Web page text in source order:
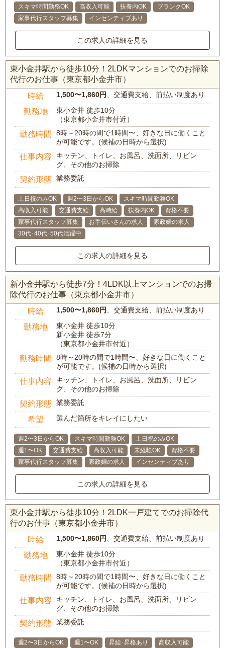
スキマ時間勤務OK 高収入可能 扶養内OK
ブランクOK
家事代行スタッフ募集
インセンティブあり
この求人の詳細を見る
東小金井駅から徒歩10分！2LDKマンションでのお掃除
代行のお仕事（東京都小金井市）
時給 1,500〜1,860円、交通費支給、前払い制度あり
勤務地
東小金井 徒歩10分
（東京都小金井市付近）
勤務時間
8時～20時の間で1時間〜、好きな日に働くこと
が可能です。(候補の日時から選択)
仕事内容
キッチン、トイレ、お風呂、洗面所、リビン
グ、その他のお掃除
契約形態 業務委託
土日祝のみOK 週2〜3日からOK
スキマ時間勤務OK
高収入可能
交通費支給 高時給 扶養内OK
資格不要
家事代行スタッフ募集
お手伝いさんの求人
家政婦の求人
30代･40代･50代活躍中
この求人の詳細を見る
新小金井駅から徒歩7分！4LDK以上マンションでのお掃
除代行のお仕事（東京都小金井市）
時給 1,500〜1,860円、交通費支給、前払い制度あり
勤務地
東小金井 徒歩10分
新小金井 徒歩7分
（東京都小金井市付近）
勤務時間
8時～20時の間で1時間〜、好きな日に働くこと
が可能です。(候補の日時から選択)
仕事内容
キッチン、トイレ、お風呂、洗面所、リビン
グ、その他のお掃除
契約形態 業務委託
希望 選んだ箇所をキレイにしたい
週2〜3日からOK スキマ時間勤務OK
土日祝のみOK
週1〜OK
交通費支給 高収入可能 未経験OK
資格不要
家事代行スタッフ募集
家政婦の求人 インセンティブあり
この求人の詳細を見る
東小金井駅から徒歩10分！2LDK一戸建てでのお掃除代
行のお仕事（東京都小金井市）
時給 1,500〜1,860円、交通費支給、前払い制度あり
勤務地
東小金井 徒歩10分
（東京都小金井市付近）
勤務時間
8時～20時の間で1時間〜、好きな日に働くこと
が可能です。(候補の日時から選択)
仕事内容
キッチン、トイレ、お風呂、洗面所、リビン
グ、その他のお掃除
契約形態 業務委託
週2〜3日からOK 週1〜OK 昇給･昇格あり
高収入可能